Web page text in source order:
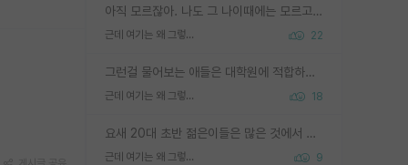
아직 모르잖아. 나도 그 나이때에는 모르고 평가 받고 안심하고 싶었어.
근데 여기는 왜 그렇게 SPK를 물어보는거임? 22
그런걸 물어보는 애들은 대학원에 적합하지 않다
근데 여기는 왜 그렇게 SPK를 물어보는거임? 18
요새 20대 초반 젊은이들은 많은 것에서 가성비를 따지더라고요. 내가 이 정도 인풋을 넣었을 때 그만큼 아웃풋이 나올 것인가? 사실 아웃풋이 인풋 대비 리니어하게 나오지 않는 영역을 시도하기 싫어한다는 느낌입니다.
근데 여기는 왜 그렇게 SPK를 물어보는거임? 9